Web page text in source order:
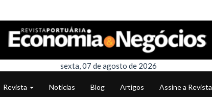
sexta, 07 de agosto de 2026
Revista Notícias Blog Artigos Assine a Revista